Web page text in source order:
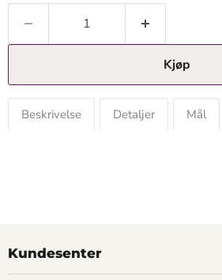
Kjøp
Beskrivelse Detaljer Mål
Kundesenter